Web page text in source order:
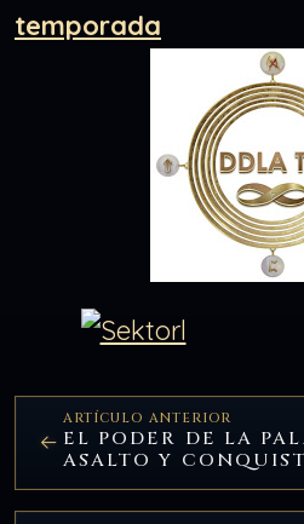
temporada
ARTÍCULO ANTERIOR
EL PODER DE LA
ASALTO Y